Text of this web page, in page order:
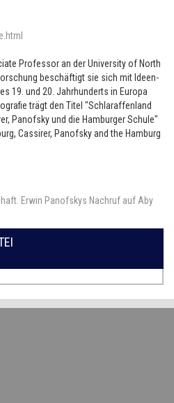
Professor an der University of North
beschäftigt sie sich mit Ideen-
19. und 20. Jahrhunderts in Europa
trägt den Titel "Schlaraffenland
Panofsky und die Hamburger Schule"
Cassirer, Panofsky and the Hamburg
Erwin Panofskys Nachruf auf Aby